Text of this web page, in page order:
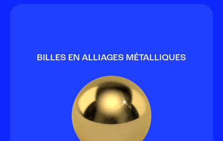
BILLES EN ALLIAGES MÉTALLIQUES